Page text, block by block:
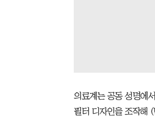
의료계는 공동 성명에
필터 디자인을 조작해